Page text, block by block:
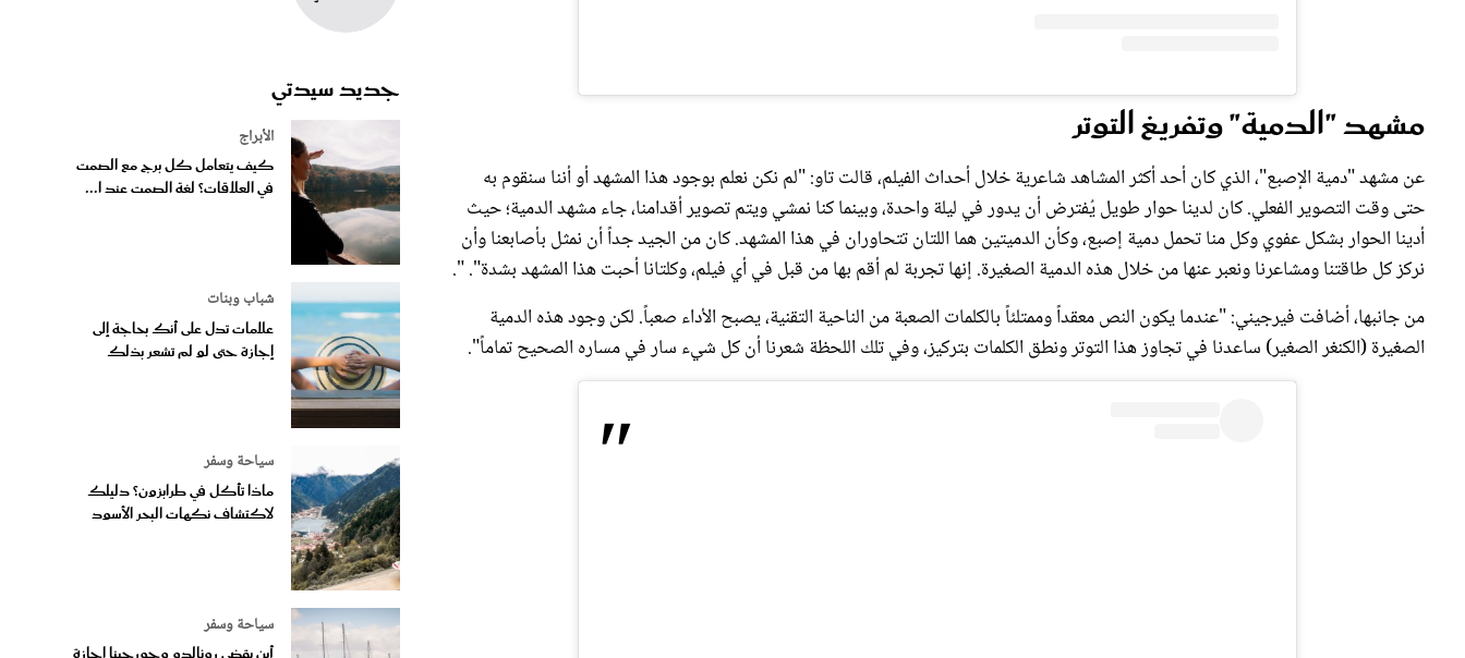
مشهد "الدمية" وتفريغ التوتر
عن مشهد "دمية الإصبع"، الذي كان أحد أكثر المشاهد شاعرية خلال أحداث الفيلم، قالت تاو: "لم نكن نعلم بوجود هذا المشهد أو أننا سنقوم به
حتى وقت التصوير الفعلي. كان لدينا حوار طويل يُفترض أن يدور في ليلة واحدة، وبينما كنا نمشي ويتم تصوير أقدامنا، جاء مشهد الدمية؛ حيث
أدينا الحوار بشكل عفوي وكل منا تحمل دمية إصبع، وكأن الدميتين هما اللتان تتحاوران في هذا المشهد. كان من الجيد جداً أن نمثل بأصابعنا وأن
نركز كل طاقتنا ومشاعرنا ونعبر عنها من خلال هذه الدمية الصغيرة. إنها تجربة لم أقم بها من قبل في أي فيلم، وكلتانا أحبت هذا المشهد بشدة". ".
من جانبها، أضافت فيرجيني: "عندما يكون النص معقداً وممتلئاً بالكلمات الصعبة من الناحية التقنية، يصبح الأداء صعباً. لكن وجود هذه الدمية
الصغيرة (الكنغر الصغير) ساعدنا في تجاوز هذا التوتر ونطق الكلمات بتركيز، وفي تلك اللحظة شعرنا أن كل شيء سار في مساره الصحيح تماماً".
جديد سيدتي
الأبراج
كيف يتعامل كل برج مع الصمت
في العلاقات؟ لغة الصمت عند ا...
شباب وبنات
علامات تدل على أنك بحاجة إلى
إجازة حتى لو لم تشعر بذلك
سياحة وسفر
ماذا تأكل في طرابزون؟ دليلك
لاكتشاف نكهات البحر الأسود
سياحة وسفر